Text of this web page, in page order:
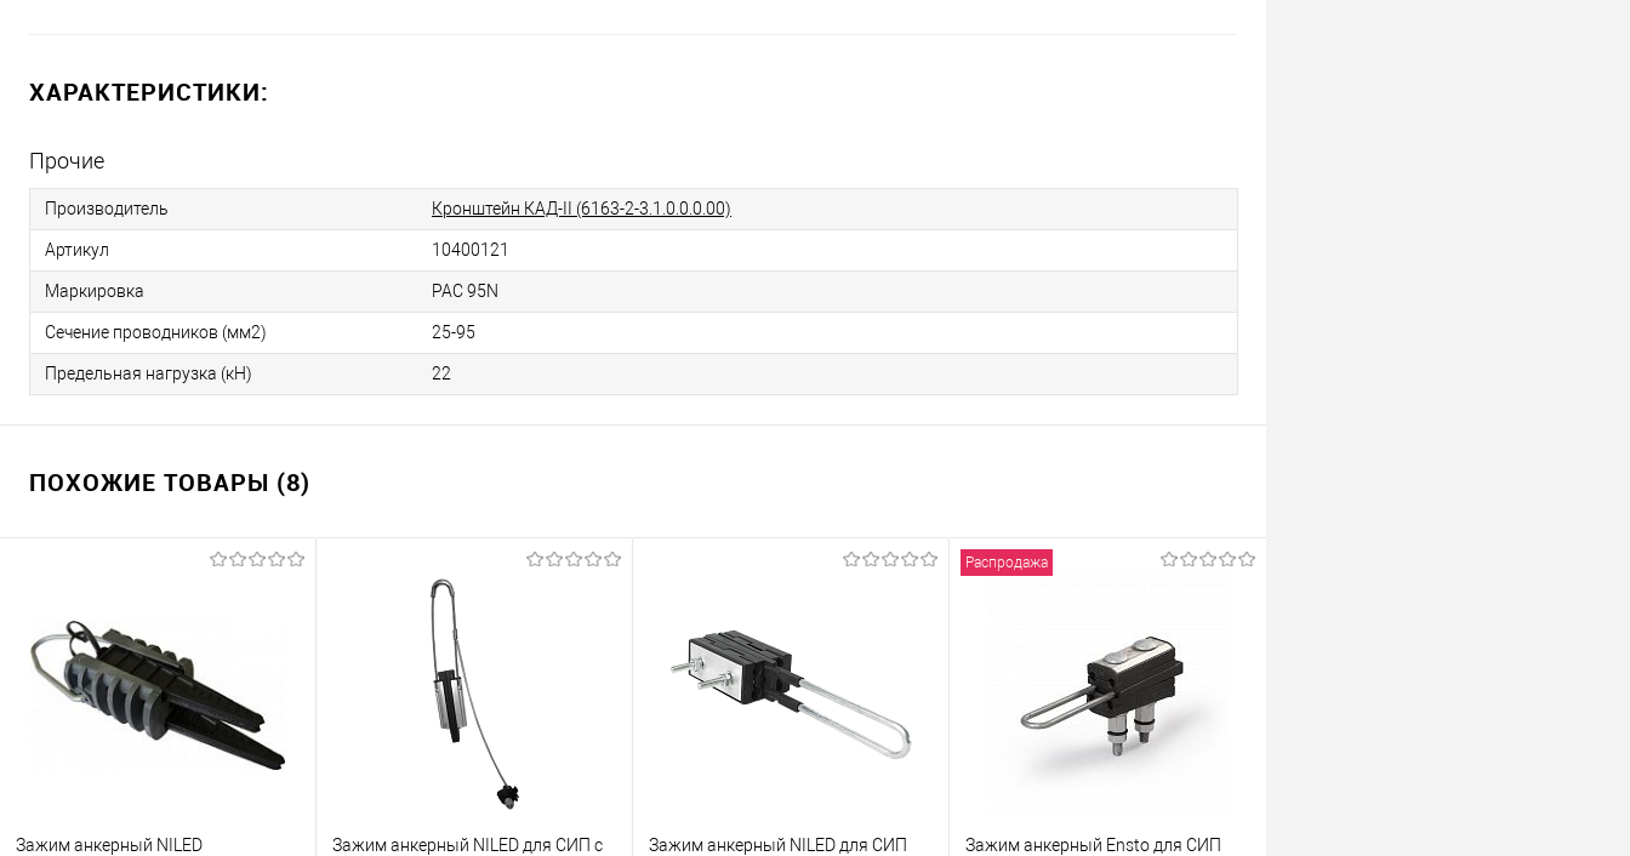
ХАРАКТЕРИСТИКИ:
Прочие
Производитель Кронштейн КАД-II (6163-2-3.1.0.0.0.00)
Артикул 10400121
Маркировка PAC 95N
Сечение проводников (мм2) 25-95
Предельная нагрузка (кН) 22
ПОХОЖИЕ ТОВАРЫ (8)
Зажим анкерный NILED
Зажим анкерный NILED для СИП с
Зажим анкерный NILED для СИП
Распродажа
Зажим анкерный Ensto для СИП